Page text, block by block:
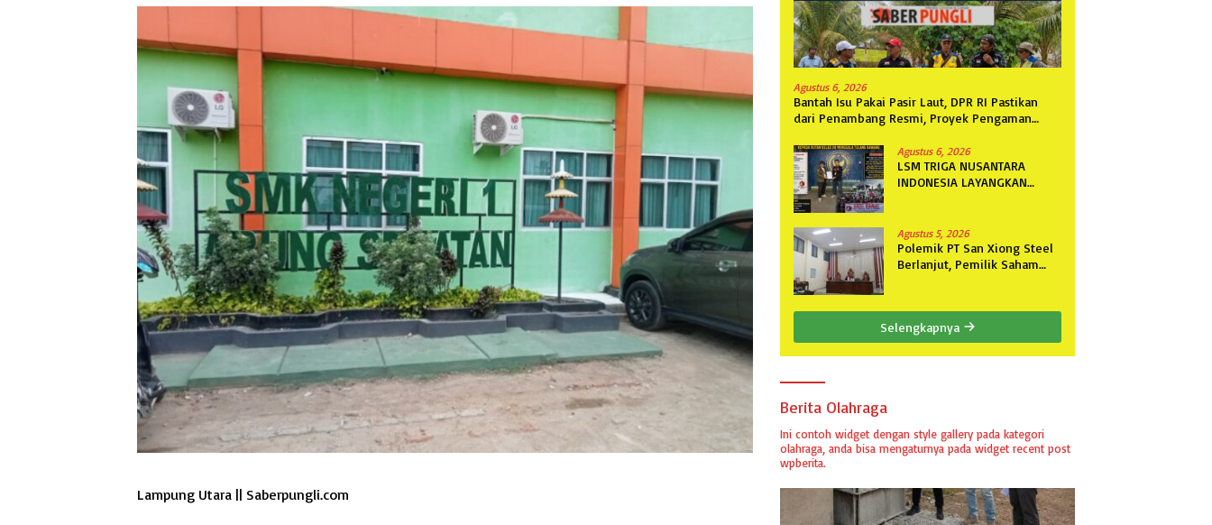
Lampung Utara || Saberpungli.com
Agustus 6, 2026
Bantah Isu Pakai Pasir Laut, DPR RI Pastikan
dari Penambang Resmi, Proyek Pengaman
Agustus 6, 2026
LSM TRIGA NUSANTARA
INDONESIA LAYANGKAN
KELAS IIB MENGGALA TERKAIT
PERMOHONAN INFORMASI
PUBLIK
Agustus 5, 2026
Polemik PT San Xiong Steel
Berlanjut, Pemilik Saham
Karang
Selengkapnya
Berita Olahraga
Ini contoh widget dengan style gallery pada kategori
olahraga, anda bisa mengaturnya pada widget recent post
wpberita.